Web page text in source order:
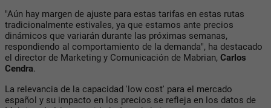
"Aún hay margen de ajuste para estas tarifas en estas rutas
tradicionalmente estivales, ya que estamos ante precios
dinámicos que variarán durante las próximas semanas,
respondiendo al comportamiento de la demanda", ha destacado
el director de Marketing y Comunicación de Mabrian, Carlos
Cendra.
La relevancia de la capacidad 'low cost' para el mercado
español y su impacto en los precios se refleja en los datos de